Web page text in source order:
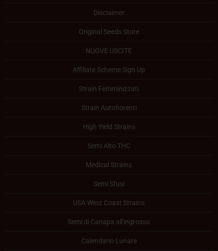
Disclaimer
Original Seeds Store
NUOVE USCITE
Affiliate Scheme Sign Up
Strain Femminizzati
Strain Autofiorenti
High Yield Strains
Semi Alto THC
Medical Strains
Semi Sfusi
USA West Coast Strains
Semi di Canapa all'ingrosso
Calendario Lunare